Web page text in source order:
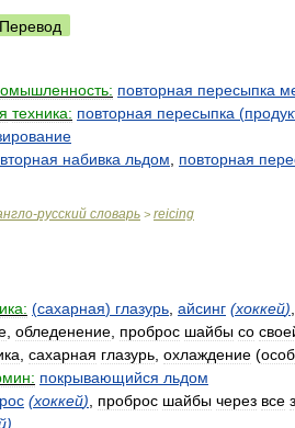
Перевод
повторная пересыпка
техника: повторная пересыпка (
набивка льдом повторная
-русский словарь > reicing
(сахарная) глазурь айсинг (хоккей)
обледенение проброс шайбы со
сахарная глазурь охлаждение (особ
покрывающийся льдом
(хоккей) проброс шайбы через все
)